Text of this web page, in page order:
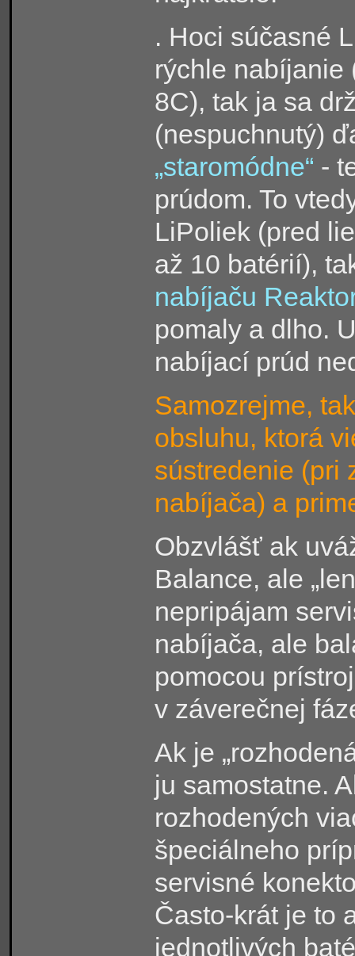
. Hoci súčasné
rýchle nabíjanie
8C), tak ja sa
(nespuchnutý)
„staromódne“ -
prúdom. To
LiPoliek (pred
až 10 batérií),
nabíjaču
pomaly a dlho.
nabíjací prúd
Samozrejme,
obsluhu, ktorá
sústredenie (pri
nabíjača) a
Obzvlášť ak
Balance, ale
nepripájam
nabíjača, ale
pomocou
v záverečnej
Ak je
ju samostatne.
rozhodených
špeciálneho
servisné
Často-krát je to
jednotlivých